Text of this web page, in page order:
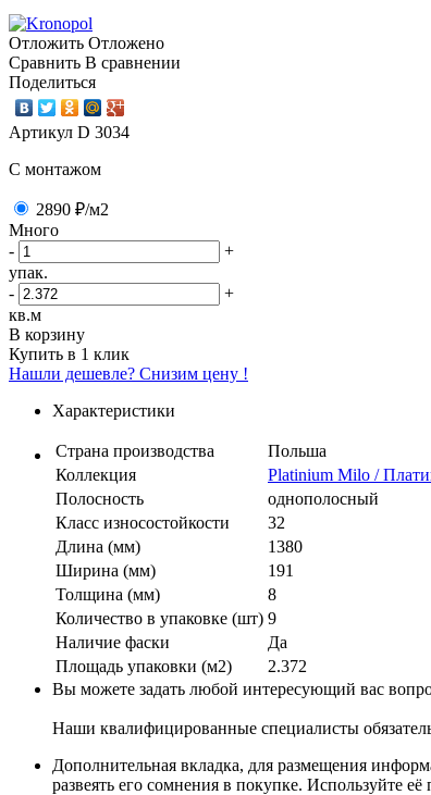
Отложить Отложено
Сравнить В сравнении
Поделиться
Артикул D 3034
C монтажом
2890 ₽/м2
Много
-
+
упак.
-
+
кв.м
В корзину
Купить в 1 клик
Нашли дешевле? Снизим цену !
Характеристики
Страна производства
Польша
Коллекция
Platinium Milo /
Полосность
однополосный
Класс износостойкости
32
Длина (мм)
1380
Ширина (мм)
191
Толщина (мм)
8
Количество в упаковке (шт) 9
Наличие фаски
Да
Площадь упаковки (м2)
2.372
Вы можете задать любой интересующий вас
Наши квалифицированные специалисты
Дополнительная вкладка, для размещения
развеять его сомнения в покупке. Используйте